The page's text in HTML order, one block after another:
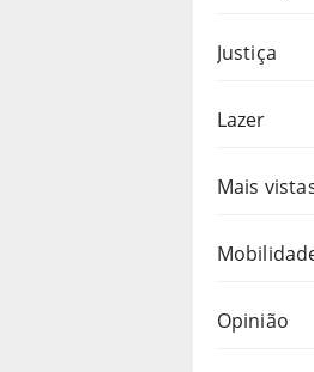
Justiça
Lazer
Mais
Opinião